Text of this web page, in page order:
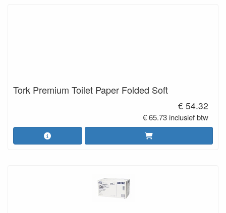
Tork Premium Toilet Paper Folded Soft
€ 54.32
€ 65.73 inclusief btw